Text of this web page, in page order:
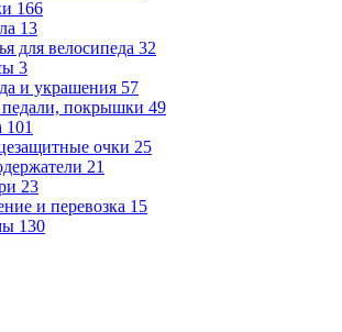
166
13
для велосипеда 32
3
и украшения 57
покрышки 49
101
очки 25
21
23
и перевозка 15
130